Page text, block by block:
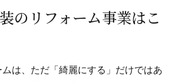
のリフォーム事業はこ
は、ただ「綺麗にする」だけではあ